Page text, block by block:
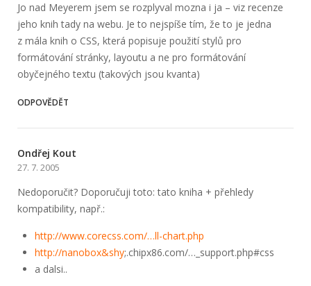
Jo nad Meyerem jsem se rozplyval mozna i ja – viz recenze
jeho knih tady na webu. Je to nejspíše tím, že to je jedna
z mála knih o CSS, která popisuje použití stylů pro
formátování stránky, layoutu a ne pro formátování
obyčejného textu (takových jsou kvanta)
ODPOVĚDĚT
Ondřej Kout
27. 7. 2005
Nedoporučit? Doporučuji toto: tato kniha + přehledy
kompatibility, např.:
http://www.co­recss.com/…ll-chart.php
http://nanobox&shy;.chipx86.com/…_sup­port.php#css
a dalsi..